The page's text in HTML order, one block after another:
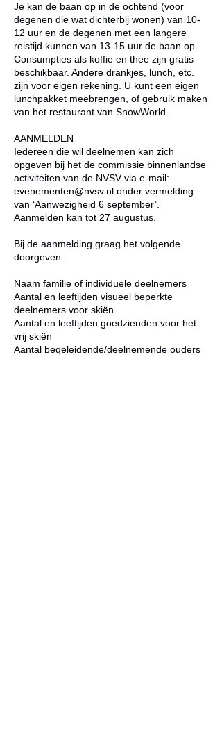
Je kan de baan op in de ochtend (voor
degenen die wat dichterbij wonen) van 10-
12 uur en de degenen met een langere
reistijd kunnen van 13-15 uur de baan op.
Consumpties als koffie en thee zijn gratis
beschikbaar. Andere drankjes, lunch, etc.
zijn voor eigen rekening. U kunt een eigen
lunchpakket meebrengen, of gebruik maken
van het restaurant van SnowWorld.
AANMELDEN
Iedereen die wil deelnemen kan zich
opgeven bij het de commissie binnenlandse
activiteiten van de NVSV via e-mail:
evenementen@nvsv.nl onder vermelding
van ‘Aanwezigheid 6 september’.
Aanmelden kan tot 27 augustus.
Bij de aanmelding graag het volgende
doorgeven:
Naam familie of individuele deelnemers
Aantal en leeftijden visueel beperkte
deelnemers voor skiën
Aantal en leeftijden goedzienden voor het
vrij skiën
Aantal begeleidende/deelnemende ouders